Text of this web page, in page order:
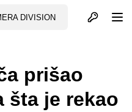
DIVISION Otvori profil
prišao
šta je rekao